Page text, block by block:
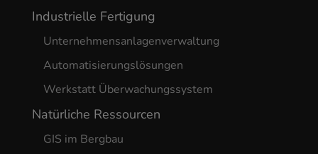
Industrielle Fertigung
Unternehmensanlagenverwaltung
Automatisierungslösungen
Werkstatt Überwachungssystem
Natürliche Ressourcen
GIS im Bergbau